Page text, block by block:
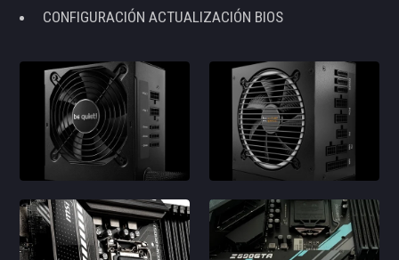
CONFIGURACIÓN ACTUALIZACIÓN BIOS